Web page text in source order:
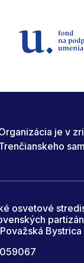
je v
osvetové
Bystrica